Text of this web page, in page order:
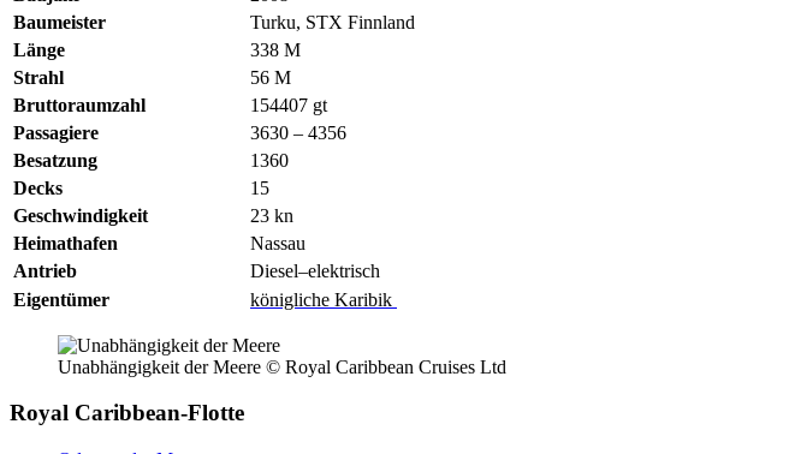
Baumeister
Turku, STX Finnland
Länge
338 M
Strahl
56 M
Bruttoraumzahl
154407 gt
Passagiere
3630 – 4356
Besatzung
1360
Decks
15
Geschwindigkeit
23 kn
Heimathafen
Nassau
Antrieb
Diesel–elektrisch
Eigentümer
königliche Karibik
Unabhängigkeit der Meere © Royal Caribbean Cruises Ltd
Royal Caribbean-Flotte